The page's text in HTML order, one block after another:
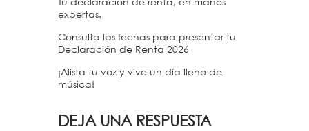
Tu declaración de renta, en manos
expertas.
Consulta las fechas para presentar tu
Declaración de Renta 2026
¡Alista tu voz y vive un día lleno de
música!
DEJA UNA RESPUESTA